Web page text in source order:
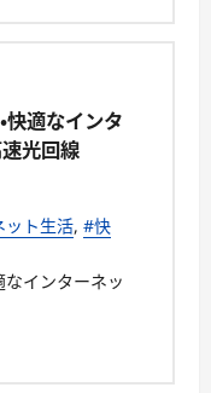
快適なインタ
光回線
ット生活, #快
なインターネッ